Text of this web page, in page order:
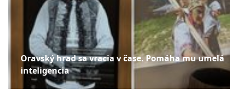
Oravský hrad sa vracia v čase. Pomáha mu umelá
inteligencia